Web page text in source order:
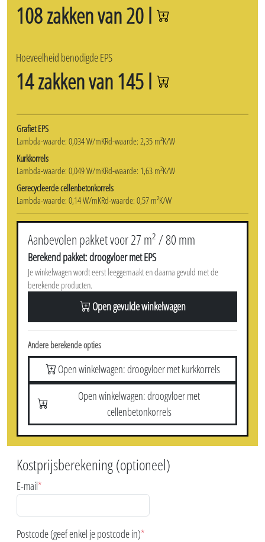
108 zakken van 20 l
Hoeveelheid benodigde EPS
14 zakken van 145 l
Grafiet EPS
Lambda-waarde: 0,034 W/mKRd-waarde: 2,35 m²K/W
Kurkkorrels
Lambda-waarde: 0,049 W/mKRd-waarde: 1,63 m²K/W
Gerecycleerde cellenbetonkorrels
Lambda-waarde: 0,14 W/mKRd-waarde: 0,57 m²K/W
Aanbevolen pakket voor 27 m² / 80 mm
Berekend pakket: droogvloer met EPS
Je winkelwagen wordt eerst leeggemaakt en daarna gevuld met de
berekende producten.
Open gevulde winkelwagen
Andere berekende opties
Open winkelwagen: droogvloer met kurkkorrels
Open winkelwagen: droogvloer met
cellenbetonkorrels
Kostprijsberekening (optioneel)
E-mail*
Postcode (geef enkel je postcode in)*